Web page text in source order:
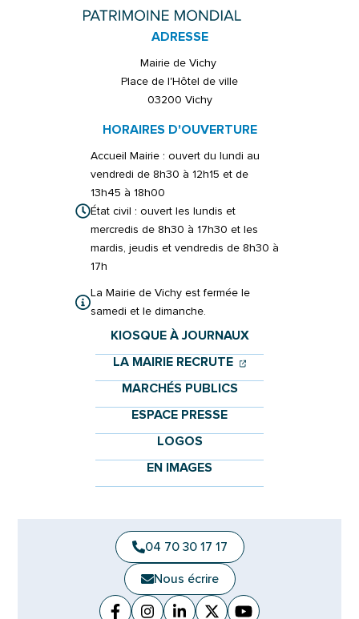
ADRESSE
Mairie de Vichy
Place de l'Hôtel de ville
03200 Vichy
HORAIRES D'OUVERTURE
Accueil Mairie : ouvert du lundi au
vendredi de 8h30 à 12h15 et de
13h45 à 18h00
État civil : ouvert les lundis et
mercredis de 8h30 à 17h30 et les
mardis, jeudis et vendredis de 8h30 à
17h
La Mairie de Vichy est fermée le
samedi et le dimanche.
KIOSQUE À JOURNAUX
LA MAIRIE RECRUTE (OUVERTURE
(OUVERTURE
MARCHÉS PUBLICS
ESPACE PRESSE
LOGOS
EN IMAGES
04 70 30 17 17
Nous écrire